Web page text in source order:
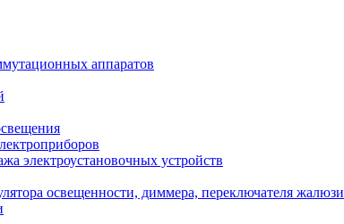
аппаратов
электроустановочных устройств
освещенности, диммера, переключателя жалюзи